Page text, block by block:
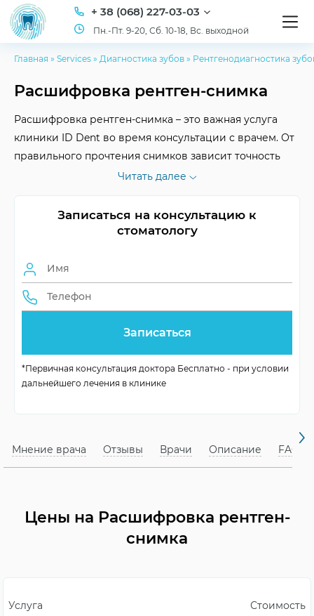
+ 38 (068) 227-03-03
Пн.-Пт. 9-20, Сб. 10-18, Вс. выходной
Главная » Services » Диагностика зубов » Рентгенодиагностика
Расшифровка рентген-снимка
Расшифровка рентген-снимка – это важная услуга
клиники ID Dent во время консультации с врачем. От
правильного прочтения снимков зависит точность
диагностики, а значит и эффективность лечения.
интерпретации рентгеновских изображений.
анализа
В зависимости от
заболевания
Обнаружение
заболеваний
Количество визитов Минимум 1 визит
Читать далее
Записаться на консультацию к
стоматологу
*Первичная консультация доктора Бесплатно - при условии
дальнейшего лечения в клинике
Мнение врача Отзывы Врачи Описание FAQ
Цены на Расшифровка рентген-
снимка
Услуга Стоимость